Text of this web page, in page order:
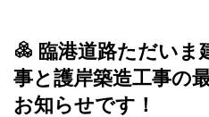
臨港道路ただい
事と護岸築造工事の
お知らせです！